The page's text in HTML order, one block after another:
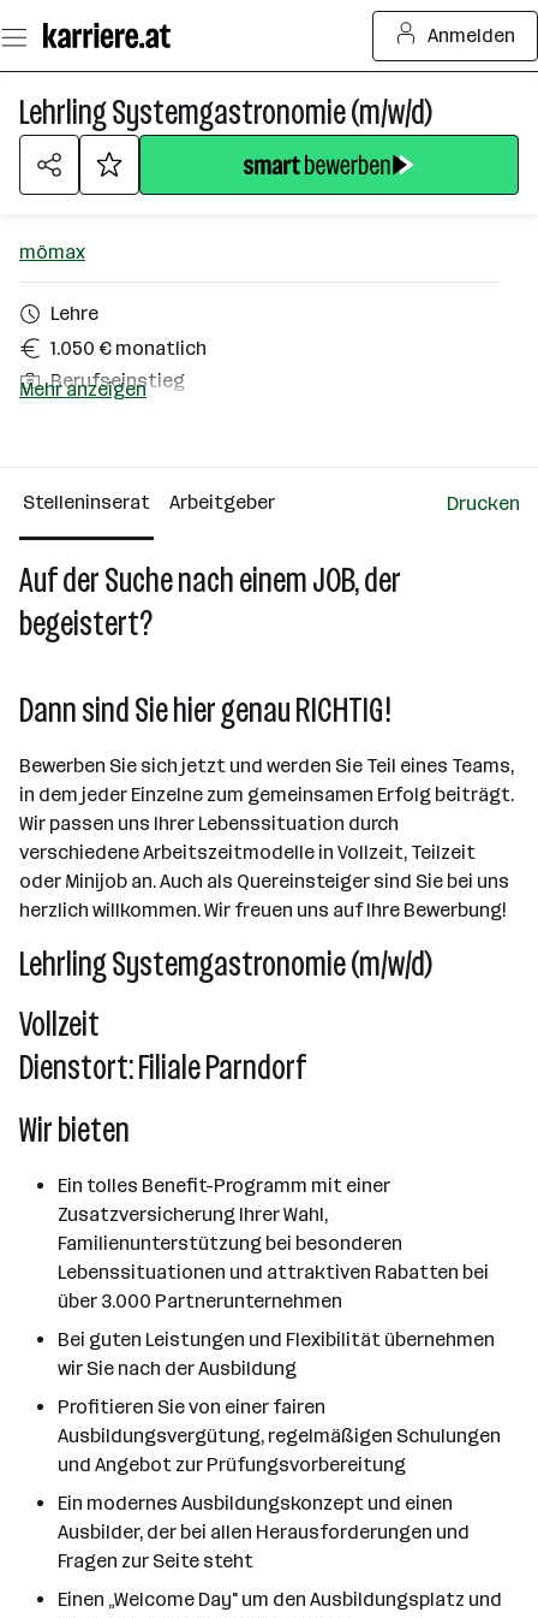
Seiteninhalt
springen
Anmelden
Lehrling Systemgastronomie (m/w/d)
mömax
Lehre
1.050 € monatlich
Berufseinstieg
Über das Unternehmen
501+ Mitarbeiter*innen
Wels
Mehr anzeigen
Stelleninserat Arbeitgeber Drucken
Auf der Suche nach einem JOB, der
begeistert?
Dann sind Sie hier genau RICHTIG!
Bewerben Sie sich jetzt und werden Sie Teil eines Teams,
in dem jeder Einzelne zum gemeinsamen Erfolg beiträgt.
Wir passen uns Ihrer Lebenssituation durch
verschiedene Arbeitszeitmodelle in Vollzeit, Teilzeit
oder Minijob an. Auch als Quereinsteiger sind Sie bei uns
herzlich willkommen. Wir freuen uns auf Ihre Bewerbung!
Lehrling Systemgastronomie (m/w/d)
Vollzeit
Dienstort: Filiale Parndorf
Wir bieten
Ein tolles Benefit-Programm mit einer
Zusatzversicherung Ihrer Wahl,
Familienunterstützung bei besonderen
Lebenssituationen und attraktiven Rabatten bei
über 3.000 Partnerunternehmen
Bei guten Leistungen und Flexibilität übernehmen
wir Sie nach der Ausbildung
Profitieren Sie von einer fairen
Ausbildungsvergütung, regelmäßigen Schulungen
und Angebot zur Prüfungsvorbereitung
Ein modernes Ausbildungskonzept und einen
Ausbilder, der bei allen Herausforderungen und
Fragen zur Seite steht
Einen „Welcome Day" um den Ausbildungsplatz und